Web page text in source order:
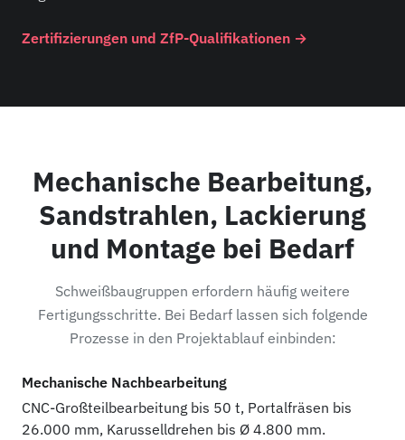
Zertifizierungen und ZfP-Qualifikationen →
Mechanische Bearbeitung,
Sandstrahlen, Lackierung
und Montage bei Bedarf
Schweißbaugruppen erfordern häufig weitere
Fertigungsschritte. Bei Bedarf lassen sich folgende
Prozesse in den Projektablauf einbinden:
Mechanische Nachbearbeitung
CNC-Großteilbearbeitung bis 50 t, Portalfräsen bis
26.000 mm, Karusselldrehen bis Ø 4.800 mm.